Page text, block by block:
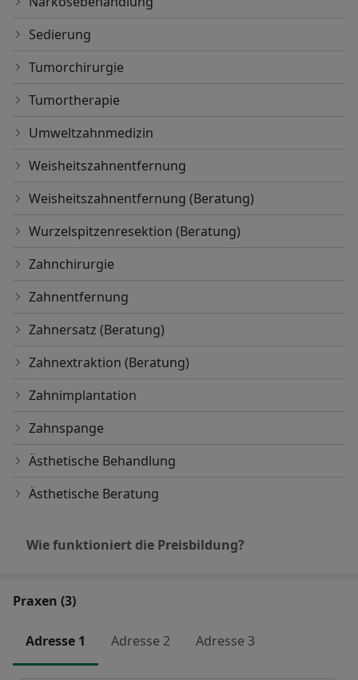
Sedierung
Tumorchirurgie
Tumortherapie
Umweltzahnmedizin
Weisheitszahnentfernung
Weisheitszahnentfernung (Beratung)
Wurzelspitzenresektion (Beratung)
Zahnchirurgie
Zahnentfernung
Zahnersatz (Beratung)
Zahnextraktion (Beratung)
Zahnimplantation
Zahnspange
Ästhetische Behandlung
Ästhetische Beratung
Wie funktioniert die Preisbildung?
Praxen (3)
Adresse 1 Adresse 2 Adresse 3